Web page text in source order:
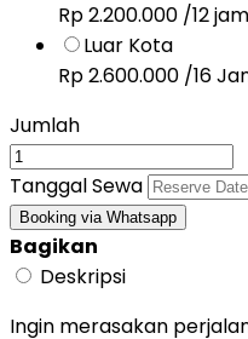
Rp 2.200.000 /12 jam
Luar Kota
Rp 2.600.000 /16
Jumlah
Tanggal Sewa
Booking via Whatsapp
Bagikan
Deskripsi
Ingin merasakan